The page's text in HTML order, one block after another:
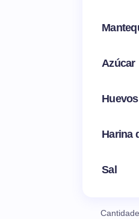
Azúcar
Huevos
Harina
Sal